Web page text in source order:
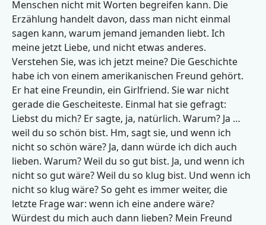
Menschen nicht mit Worten begreifen kann. Die
Erzählung handelt davon, dass man nicht einmal
sagen kann, warum jemand jemanden liebt. Ich
meine jetzt Liebe, und nicht etwas anderes.
Verstehen Sie, was ich jetzt meine? Die Geschichte
habe ich von einem amerikanischen Freund gehört.
Er hat eine Freundin, ein Girlfriend. Sie war nicht
gerade die Gescheiteste. Einmal hat sie gefragt:
Liebst du mich? Er sagte, ja, natürlich. Warum? Ja …
weil du so schön bist. Hm, sagt sie, und wenn ich
nicht so schön wäre? Ja, dann würde ich dich auch
lieben. Warum? Weil du so gut bist. Ja, und wenn ich
nicht so gut wäre? Weil du so klug bist. Und wenn ich
nicht so klug wäre? So geht es immer weiter, die
letzte Frage war: wenn ich eine andere wäre?
Würdest du mich auch dann lieben? Mein Freund